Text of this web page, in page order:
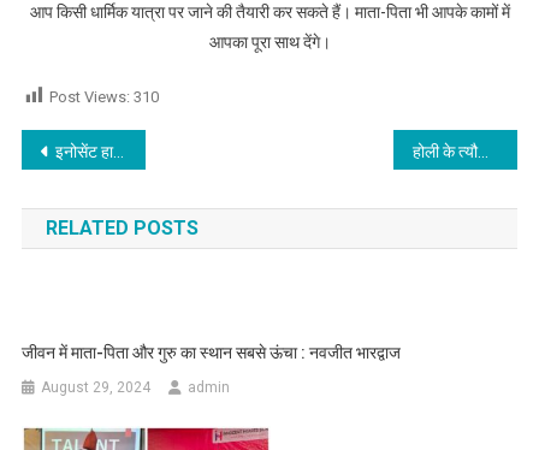
आप किसी धार्मिक यात्रा पर जाने की तैयारी कर सकते हैं। माता-पिता भी आपके कामों में
आपका पूरा साथ देंगे।
Post Views: 310
Post navigation
इनोसेंट हार्ट्स के प्री-प्राइमरी व कॉलेज ऑफ़ एजुकेशन के विद्यार्थियों ने ऑर्गेनिक व फूलों की होली खेलकर मनाया होली-पर्व,पढ़े होली के त्यौहार पर पुलिस की नाकाबंदी,हुल्लड़बाजी कर रहे युवकों को किया राउंडअप, देखें वीडियो
RELATED POSTS
जीवन में माता-पिता और गुरु का स्थान सबसे ऊंचा : नवजीत भारद्वाज
August 29, 2024 admin